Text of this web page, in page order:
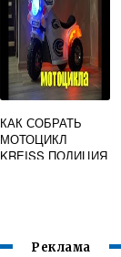
КАК СОБРАТЬ
МОТОЦИКЛ
KREISS ПОЛИЦИЯ
Реклама